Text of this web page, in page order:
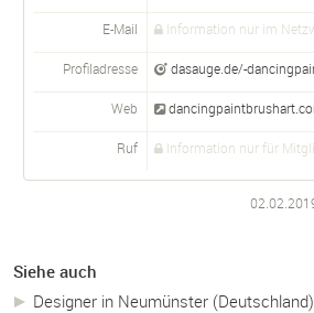
E-Mail Information nur im
Profiladresse dasauge.de/-
Web
Ruf Information nur für
Siehe auch
Designer in Neumünster (Deutschland)